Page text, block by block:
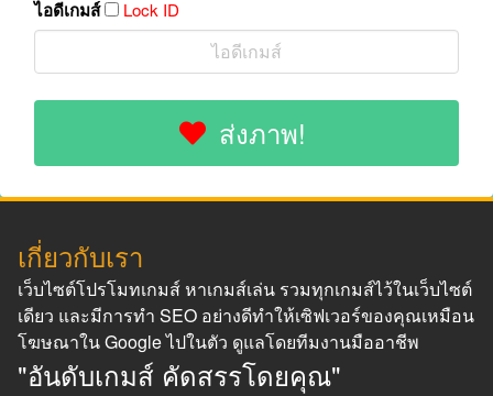
ไอดีเกมส์ Lock ID
ส่งภาพ!
เกี่ยวกับเรา
เว็บไซต์โปรโมทเกมส์ หาเกมส์เล่น รวมทุกเกมส์ไว้ในเว็บไซต์
เดียว และมีการทำ SEO อย่างดีทำให้เซิฟเวอร์ของคุณเหมือน
โฆษณาใน Google ไปในตัว ดูแลโดยทีมงานมืออาชีพ
"อันดับเกมส์ คัดสรรโดยคุณ"